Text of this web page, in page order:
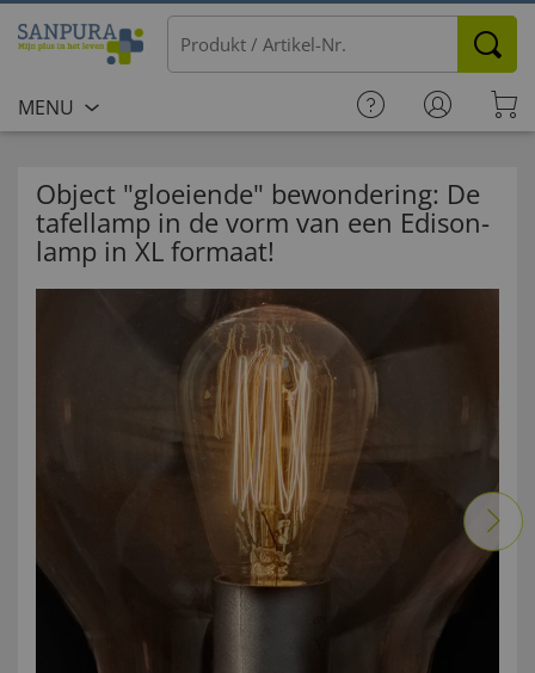
MENU
Object "gloeiende" bewondering: De
tafellamp in de vorm van een Edison-
lamp in XL formaat!